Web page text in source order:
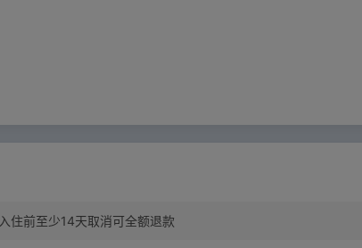
入住前至少14天取消可全额退款